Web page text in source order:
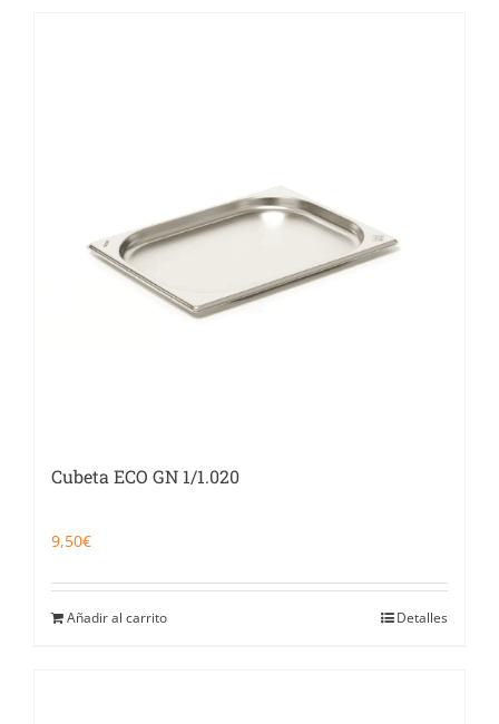
Cubeta ECO GN 1/1.020
9,50€
Añadir al carrito Detalles